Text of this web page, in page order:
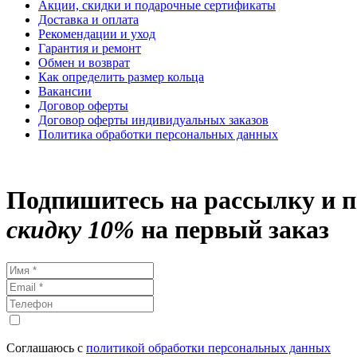
Акции, скидки и подарочные сертификаты
Доставка и оплата
Рекомендации и уход
Гарантия и ремонт
Обмен и возврат
Как определить размер кольца
Вакансии
Договор оферты
Договор оферты индивидуальных заказов
Политика обработки персональных данных
Подпишитесь на рассылку и
скидку 10% на первый заказ
Соглашаюсь с политикой обработки персональных данных